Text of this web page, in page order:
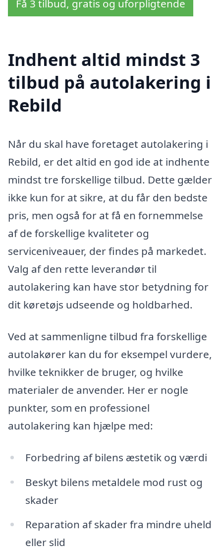
Få 3 tilbud, gratis og uforpligtende
Indhent altid mindst 3
tilbud på autolakering i
Rebild
Når du skal have foretaget autolakering i
Rebild, er det altid en god ide at indhente
mindst tre forskellige tilbud. Dette gælder
ikke kun for at sikre, at du får den bedste
pris, men også for at få en fornemmelse
af de forskellige kvaliteter og
serviceniveauer, der findes på markedet.
Valg af den rette leverandør til
autolakering kan have stor betydning for
dit køretøjs udseende og holdbarhed.
Ved at sammenligne tilbud fra forskellige
autolakører kan du for eksempel vurdere,
hvilke teknikker de bruger, og hvilke
materialer de anvender. Her er nogle
punkter, som en professionel
autolakering kan hjælpe med:
Forbedring af bilens æstetik og værdi
Beskyt bilens metaldele mod rust og
skader
Reparation af skader fra mindre uheld
eller slid